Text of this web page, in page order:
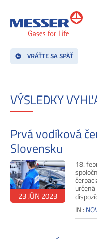
VRÁŤTE SA SPÄŤ
VÝSLEDKY
Prvá vodíková
Slovensku
23 JÚN 2023
18.
IN :